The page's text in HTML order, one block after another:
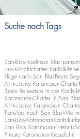
Suche nach Tags
San-Blas-Inselnsan blas
Luxus-Yachtcharter Karibik
Flüge nach San BlasBeste
All-inclusive-Katamaran-Charter
Beste Reiseziele in der Karibik
Katamaran-Charter in San Blas
All-Inclusive Katamaran Charter
Transfers nach San BlasWie
San-Blas-Katamaran
San Blas Katamaran-Erlebnis
Private Katamaran-Kreuzfahrt